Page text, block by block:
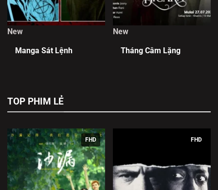
New
Manga Sát Lệnh
New
Tháng Câm Lặng
TOP PHIM LẺ
FHD FHD